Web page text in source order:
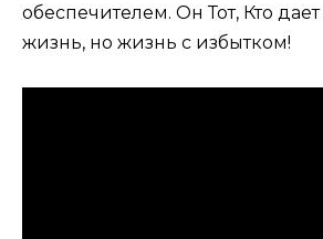
обеспечителем. Он Тот, Кто
жизнь, но жизнь с избытком!